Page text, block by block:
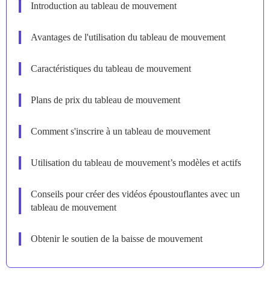
Introduction au tableau de mouvement
Avantages de l'utilisation du tableau de mouvement
Caractéristiques du tableau de mouvement
Plans de prix du tableau de mouvement
Comment s'inscrire à un tableau de mouvement
Utilisation du tableau de mouvement’s modèles et actifs
Conseils pour créer des vidéos époustouflantes avec un
tableau de mouvement
Obtenir le soutien de la baisse de mouvement